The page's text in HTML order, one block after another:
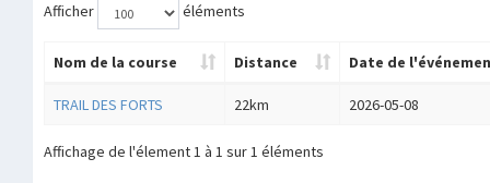
Afficher éléments
Nom de la course Distance Date de
TRAIL DES FORTS 22km 2026-05-08
Affichage de l'élement 1 à 1 sur 1 éléments